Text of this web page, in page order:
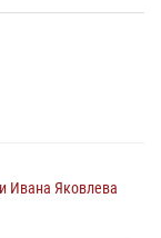
Ивана Яковлева